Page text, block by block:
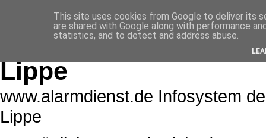
Lage- und
Lippe
www.alarmdienst.de Infosystem
Lippe
This site uses cookies from Google to deliver its
are shared with Google along with performance
statistics, and to detect and address abuse.